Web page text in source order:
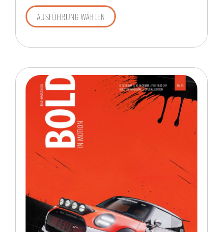
AUSFÜHRUNG WÄHLEN